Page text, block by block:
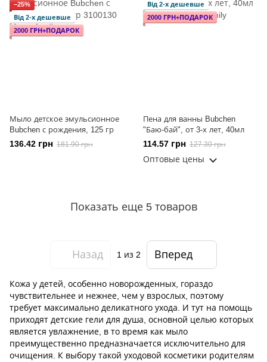
−25%
Від 2-х дешевше
2000 ГРН+ПОДАРОК
Мыло детское эмульсионное
Bubchen с рождения, 125 гр
136.42 грн 181.90 грн
Від 2-х дешевше
2000 ГРН+ПОДАРОК
Пена для ванны Bubchen
"Баю-бай", от 3-х лет, 40мл
114.57 грн 127.30 грн
Оптовые цены
Показать еще 5 товаров
Назад 1 из 2 Вперед
Кожа у детей, особенно новорожденных, гораздо
чувствительнее и нежнее, чем у взрослых, поэтому
требует максимально деликатного ухода. И тут на помощь
приходят детские гели для душа, основной целью которых
является увлажнение, в то время как мыло
преимущественно предназначается исключительно для
очищения. К выбору такой уходовой косметики родителям